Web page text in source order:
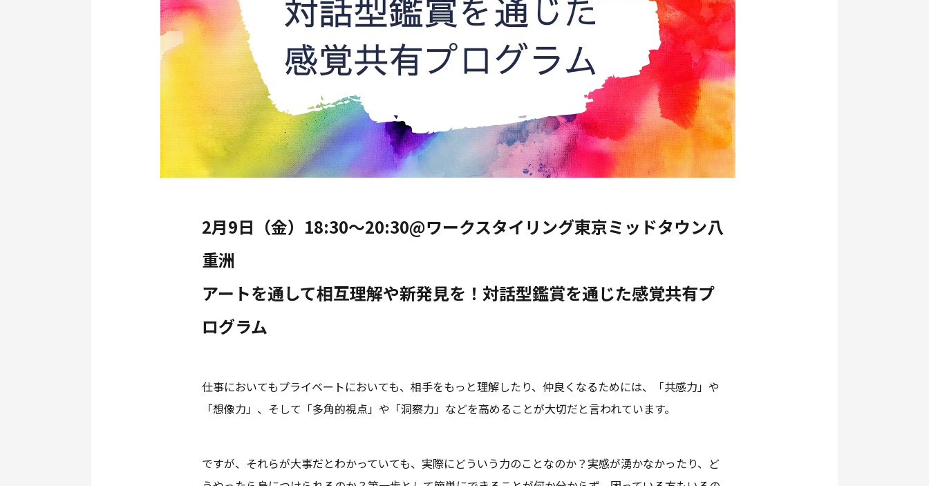
2月9日（金）18:30〜20:30@ワークスタイリング東京ミッドタウン八
重洲
アートを通して相互理解や新発見を！対話型鑑賞を通じた感覚共有プ
ログラム
仕事においてもプライベートにおいても、相手をもっと理解したり、仲良くなるためには、「共感力」や
「想像力」、そして「多角的視点」や「洞察力」などを高めることが大切だと言われています。
ですが、それらが大事だとわかっていても、実際にどういう力のことなのか？実感が湧かなかったり、ど